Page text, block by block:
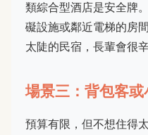
類綜合型酒店是安全牌
礙設施或鄰近電梯的房
太陡的民宿，長輩會很辛
場景三：背包客
預算有限，但不想住得